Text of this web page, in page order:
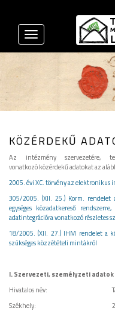
Toggle
navigation
KÖZÉRDEKŰ
Az intézmény szervezetére,
vonatkozó közérdekű adatokat az
2005. évi XC. törvény az elektronikus
305/2005. (XII. 25.) Korm. rendelet
egységes közadatkereső
adatintegrációra vonatkozó részletes
18/2005. (XII. 27.) IHM rendelet a
szükséges közzétételi mintákról
I. Szervezeti, személyzeti adatok
Hivatalos név:
Székhely: